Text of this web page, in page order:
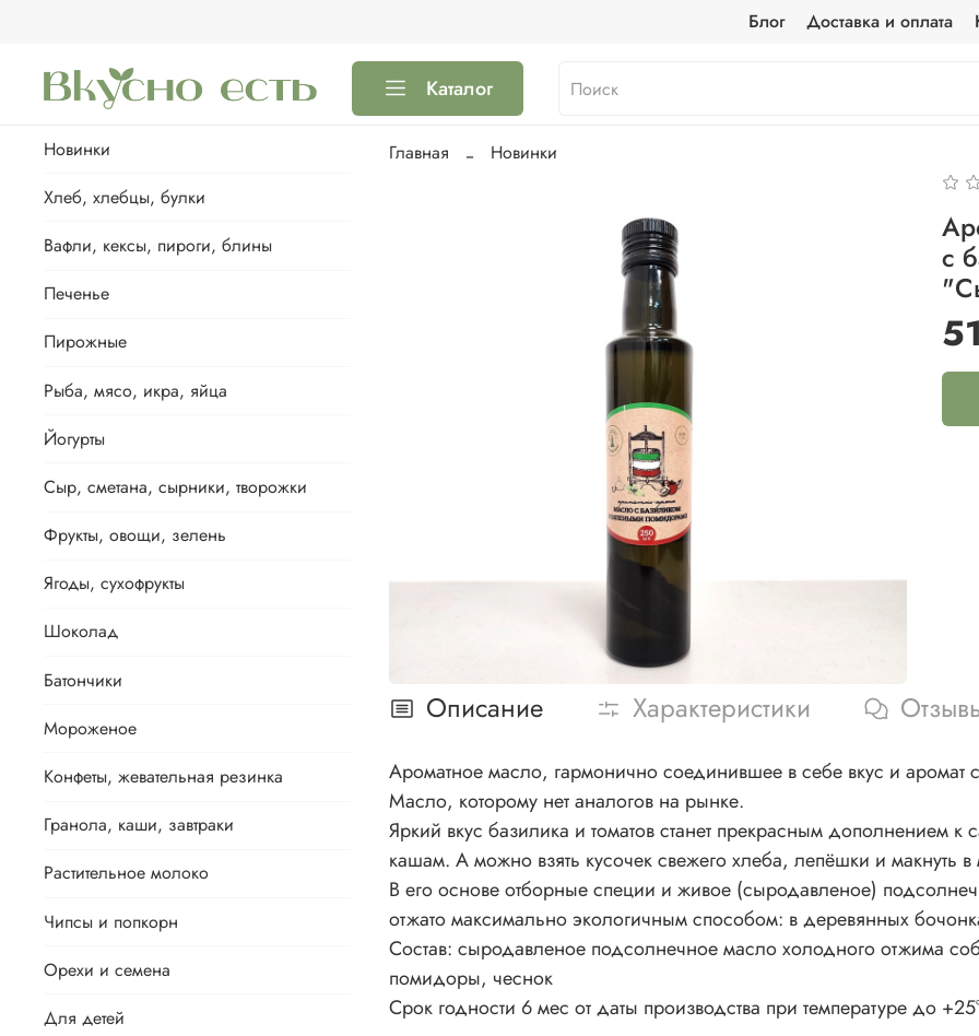
Блог Доставка и оплата
Каталог
Главная Новинки
с
Описание Характеристики
Ароматное масло, гармонично соединившее в себе вкус и
Масло, которому нет аналогов на рынке.
Яркий вкус базилика и томатов станет прекрасным дополнением
кашам. А можно взять кусочек свежего хлеба, лепёшки и макнуть
В его основе отборные специи и живое (сыродавленое)
отжато максимально экологичным способом: в деревянных
Состав: сыродавленое подсолнечное масло холодного отжима
помидоры, чеснок
Срок годности 6 мес от даты производства при температуре до
Новинки
Хлеб, хлебцы, булки
Вафли, кексы, пироги, блины
Печенье
Пирожные
Рыба, мясо, икра, яйца
Йогурты
Сыр, сметана, сырники, творожки
Фрукты, овощи, зелень
Ягоды, сухофрукты
Шоколад
Батончики
Мороженое
Конфеты, жевательная резинка
Гранола, каши, завтраки
Растительное молоко
Чипсы и попкорн
Орехи и семена
Для детей